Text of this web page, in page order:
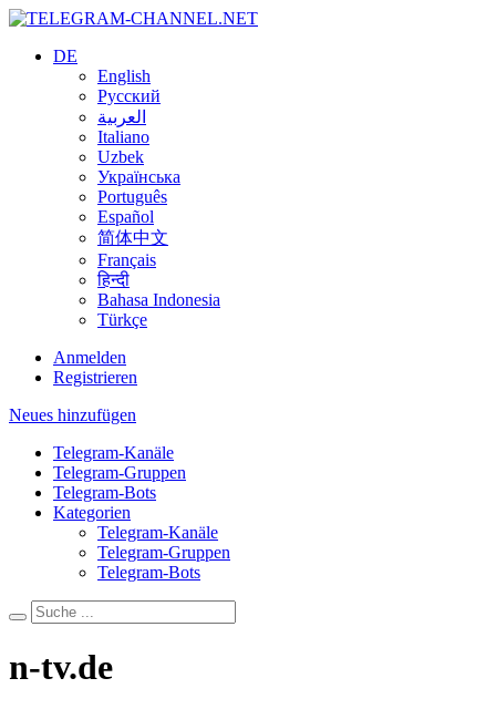
DE
English
Русский
العربية
Italiano
Uzbek
Українська
Português
Español
简体中文
Français
हिन्दी
Bahasa Indonesia
Türkçe
Anmelden
Registrieren
Neues hinzufügen
Telegram-Kanäle
Telegram-Gruppen
Telegram-Bots
Kategorien
Telegram-Kanäle
Telegram-Gruppen
Telegram-Bots
n-tv.de